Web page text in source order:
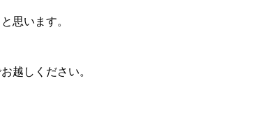
思います。
越しください。